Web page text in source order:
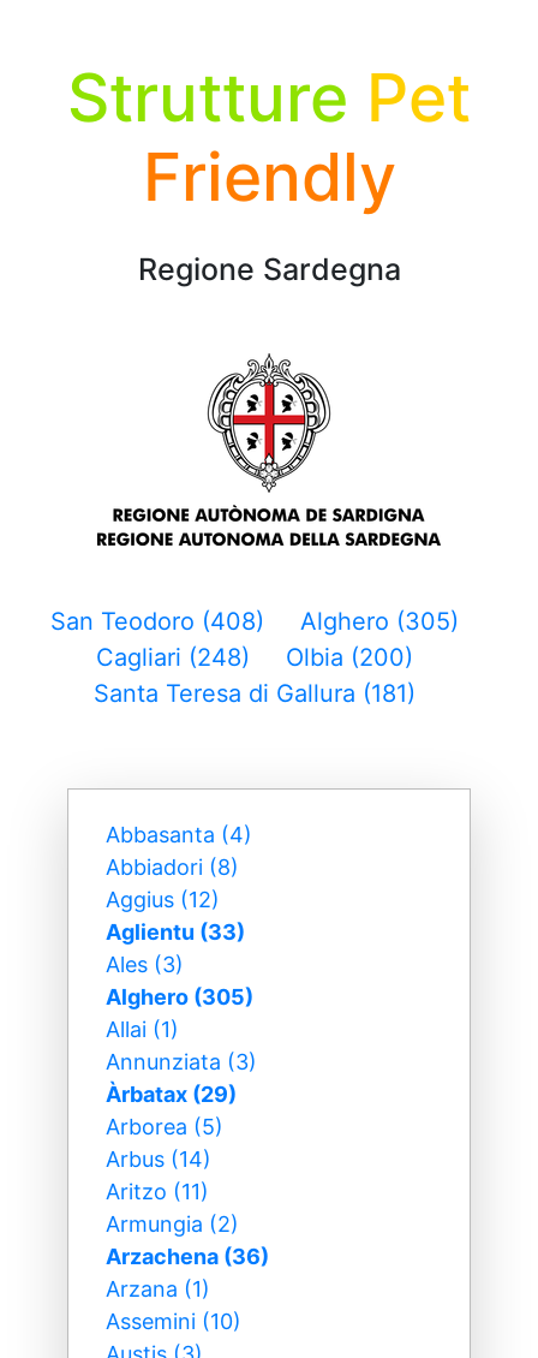
Strutture Pet
Friendly
Regione Sardegna
San Teodoro (408)
Alghero (305)
Cagliari (248)
Olbia (200)
Santa Teresa di Gallura (181)
Abbasanta (4)
Abbiadori (8)
Aggius (12)
Aglientu (33)
Ales (3)
Alghero (305)
Allai (1)
Annunziata (3)
Àrbatax (29)
Arborea (5)
Arbus (14)
Aritzo (11)
Armungia (2)
Arzachena (36)
Arzana (1)
Assemini (10)